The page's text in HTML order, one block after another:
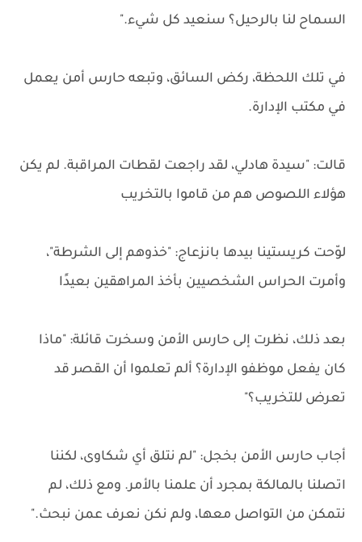
السماح لنا بالرحيل؟ سنعيد كل شيء."
في تلك اللحظة، ركض السائق، وتبعه حارس أمن يعمل
في مكتب الإدارة.
قالت: "سيدة هادلي، لقد راجعت لقطات المراقبة. لم يكن
هؤلاء اللصوص هم من قاموا بالتخريب
لوّحت كريستينا بيدها بانزعاج: "خذوهم إلى الشرطة"،
وأمرت الحراس الشخصيين بأخذ المراهقين بعيدًا
بعد ذلك، نظرت إلى حارس الأمن وسخرت قائلة: "ماذا
كان يفعل موظفو الإدارة؟ ألم تعلموا أن القصر قد
تعرض للتخريب؟"
أجاب حارس الأمن بخجل: "لم نتلق أي شكاوى، لكننا
اتصلنا بالمالكة بمجرد أن علمنا بالأمر. ومع ذلك، لم
نتمكن من التواصل معها، ولم نكن نعرف عمن نبحث."